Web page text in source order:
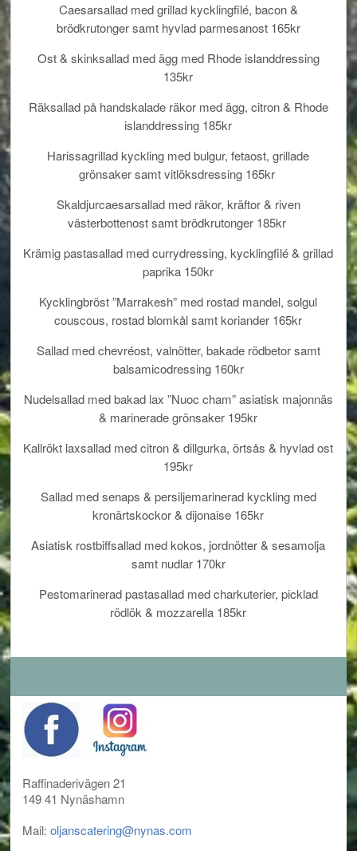
Caesarsallad med grillad kycklingfilé, bacon &
brödkrutonger samt hyvlad parmesanost 165kr
Ost & skinksallad med ägg med Rhode islanddressing
135kr
Räksallad på handskalade räkor med ägg, citron & Rhode
islanddressing 185kr
Harissagrillad kyckling med bulgur, fetaost, grillade
grönsaker samt vitlöksdressing 165kr
Skaldjurcaesarsallad med räkor, kräftor & riven
västerbottenost samt brödkrutonger 185kr
Krämig pastasallad med currydressing, kycklingfilé & grillad
paprika 150kr
Kycklingbröst ”Marrakesh” med rostad mandel, solgul
couscous, rostad blomkål samt koriander 165kr
Sallad med chevréost, valnötter, bakade rödbetor samt
balsamicodressing 160kr
Nudelsallad med bakad lax ”Nuoc cham” asiatisk majonnäs
& marinerade grönsaker 195kr
Kallrökt laxsallad med citron & dillgurka, örtsås & hyvlad ost
195kr
Sallad med senaps & persiljemarinerad kyckling med
kronärtskockor & dijonaise 165kr
Asiatisk rostbiffsallad med kokos, jordnötter & sesamolja
samt nudlar 170kr
Pestomarinerad pastasallad med charkuterier, picklad
rödlök & mozzarella 185kr
Raffinaderivägen 21
149 41 Nynäshamn
Mail:oljanscatering@nynas.com